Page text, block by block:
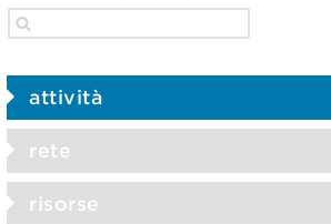
attività
rete
risorse